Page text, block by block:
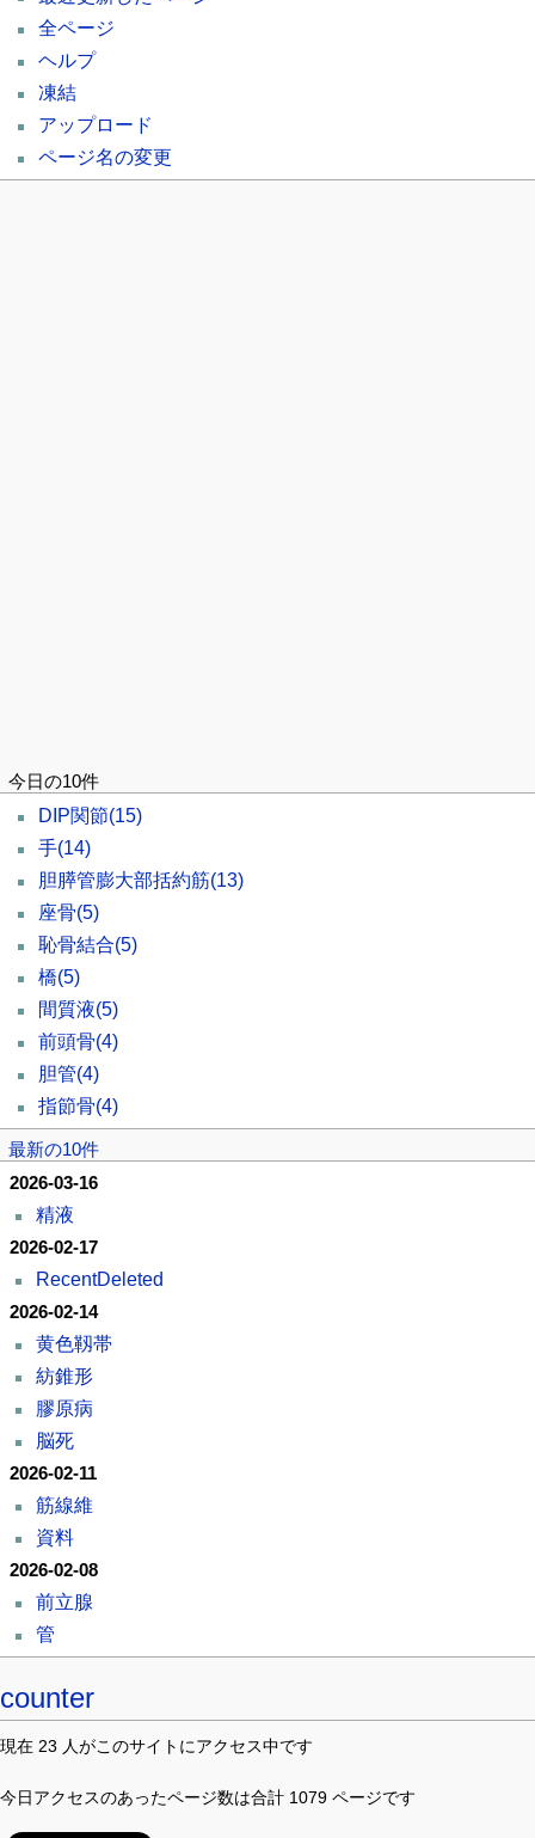
全ページ
ヘルプ
凍結
アップロード
ページ名の変更
今日の10件
DIP関節(15)
手(14)
胆膵管膨大部括約筋(13)
座骨(5)
恥骨結合(5)
橋(5)
間質液(5)
前頭骨(4)
胆管(4)
指節骨(4)
最新の10件
2026-03-16
精液
2026-02-17
RecentDeleted
2026-02-14
黄色靱帯
紡錐形
膠原病
脳死
2026-02-11
筋線維
資料
2026-02-08
前立腺
管
counter
現在 23 人がこのサイトにアクセス中です
今日アクセスのあったページ数は合計 1079 ページです